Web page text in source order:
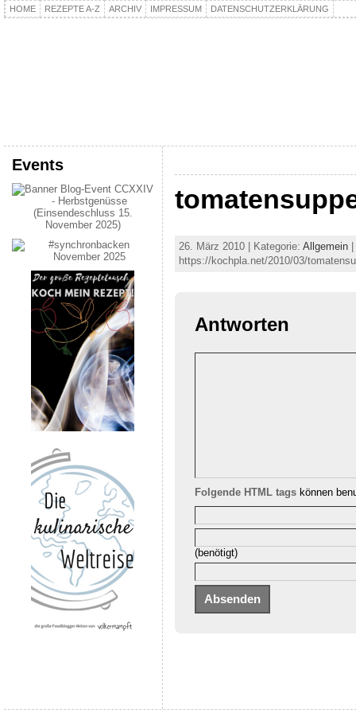
HOME REZEPTE A-Z ARCHIV IMPRESSUM DATENSCHUTZERKLÄRUNG
Events
26. März 2010 | Kategorie: Allgemein|
https://kochpla.net/2010/03/
Antworten
Folgende HTML tagskönnen
(benötigt)